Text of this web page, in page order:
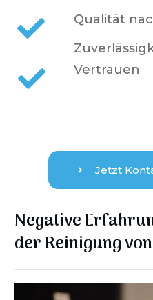
Qualität
Vertrauen
Jetzt
Negative
derReinigung